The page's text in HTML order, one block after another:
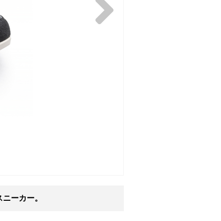
ーカー。